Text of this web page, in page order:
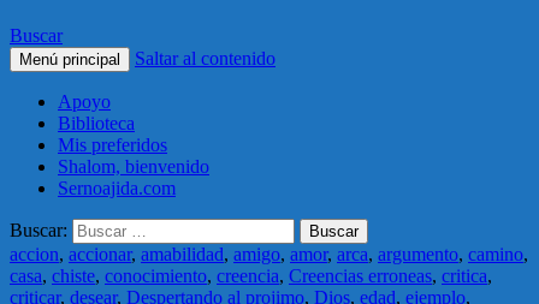
Buscar
Menú principal Saltar al contenido
Apoyo
Biblioteca
Mis preferidos
Shalom, bienvenido
Sernoajida.com
Buscar:
accion, accionar, amabilidad, amigo, amor, arca, argumento, camino,
casa, chiste, conocimiento, creencia, Creencias erroneas, critica,
criticar, desear, Despertando al projimo, Dios, edad, ejemplo,